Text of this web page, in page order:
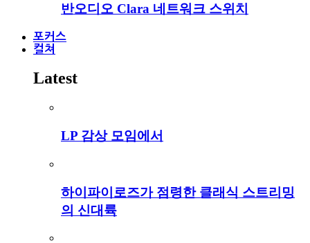
반오디오 Clara 네트워크 스위치
포커스
컬쳐
Latest
LP 감상 모임에서
하이파이로즈가 점령한 클래식 스트리밍
의 신대륙